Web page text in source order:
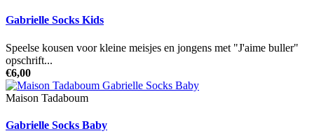
Gabrielle Socks Kids
Speelse kousen voor kleine meisjes en jongens met "J'aime buller"
opschrift...
€6,00
Maison Tadaboum
Gabrielle Socks Baby